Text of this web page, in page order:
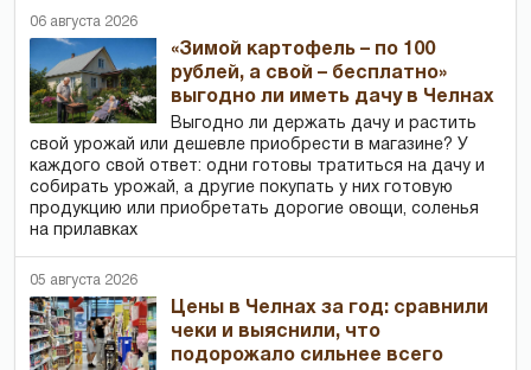
06 августа 2026
«Зимой картофель – по 100
рублей, а свой – бесплатно»
выгодно ли иметь дачу в Челнах
Выгодно ли держать дачу и растить
свой урожай или дешевле приобрести в магазине? У
каждого свой ответ: одни готовы тратиться на дачу и
собирать урожай, а другие покупать у них готовую
продукцию или приобретать дорогие овощи, соленья
на прилавках
05 августа 2026
Цены в Челнах за год: сравнили
чеки и выяснили, что
подорожало сильнее всего